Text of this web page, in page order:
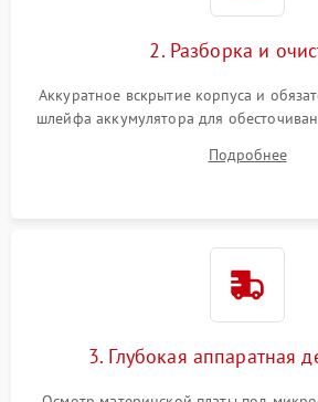
2. Разборка и
Аккуратное вскрытие корпуса и
шлейфа аккумулятора для
высохшей термопасты с
Подробнее
3. Глубокая аппаратная